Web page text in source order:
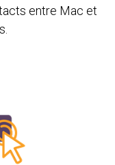
entre Mac et